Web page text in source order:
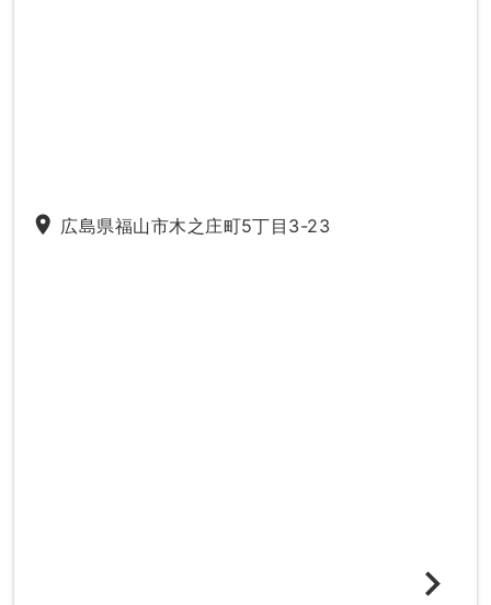
place 広島県福山市木之庄町5丁目3-23